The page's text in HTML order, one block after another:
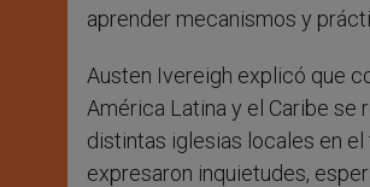
aprender mecanismos y
Austen Ivereigh explicó que
América Latina y el Caribe
distintas iglesias locales en
expresaron inquietudes,